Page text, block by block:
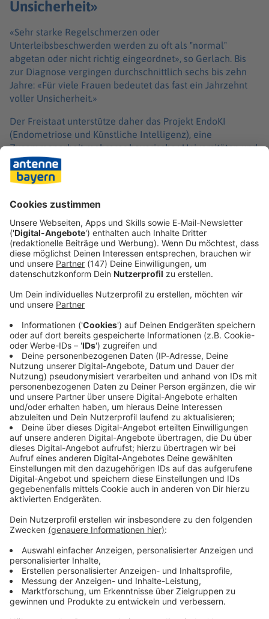
Unsicherheit»
«Sehr starke Regelschmerzen oder
Unterleibsbeschwerden werden zu oft als "normal"
abgetan oder nicht richtig eingeordnet», so Gerlach. Bis
zur Diagnose vergingen durchschnittlich sechs bis zehn
Jahre: «Für viele Frauen bedeutet das fast ein Jahrzehnt
voller Unsicherheit.»
Der Freistaat unterstütze daher das Projekt EndoKI
(Endometriose und Künstliche Intelligenz), eine
Zusammenarbeit mehrerer bayerischer Universitäten und
-kliniken. In Erlangen, Nürnberg, Würzburg und München
forschen Wissenschaftlerinnen und Wissenschaftler daran,
mit Hilfe künstlicher Intelligenz Endometriose-Herde
präziser zu erkennen und Behandlungen besser zu
Immer auf dem Laufenden
bleiben!
Verpass' nichts mehr - mit unserem kostenlosen
ANTENNE BAYERN Newsletter. Ob Nachrichten,
Lifestyle oder unsere neuesten Aktionen - wir
informieren dich.
Zum Newsletter anmelden